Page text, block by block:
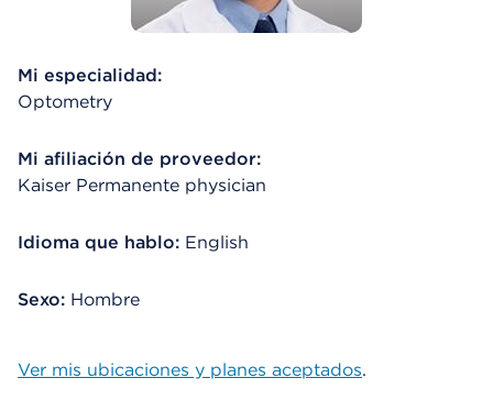
Mi especialidad:
Optometry
Mi afiliación de proveedor:
Kaiser Permanente physician
Idioma que hablo: English
Sexo: Hombre
Ver mis ubicaciones y planes aceptados.